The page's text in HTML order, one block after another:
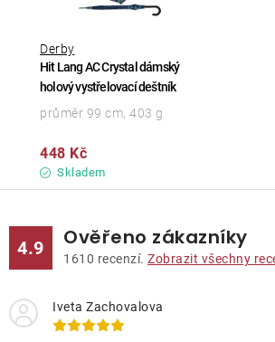
Hit Lang AC Crystal dámský
holový vystřelovací deštník
Derby
Skladem
448 Kč
průměr 99 cm, 403 g
4.9 Ověřeno zákazníky
1610 recenzí. Zobrazit všechny
Iveta Zachovalova